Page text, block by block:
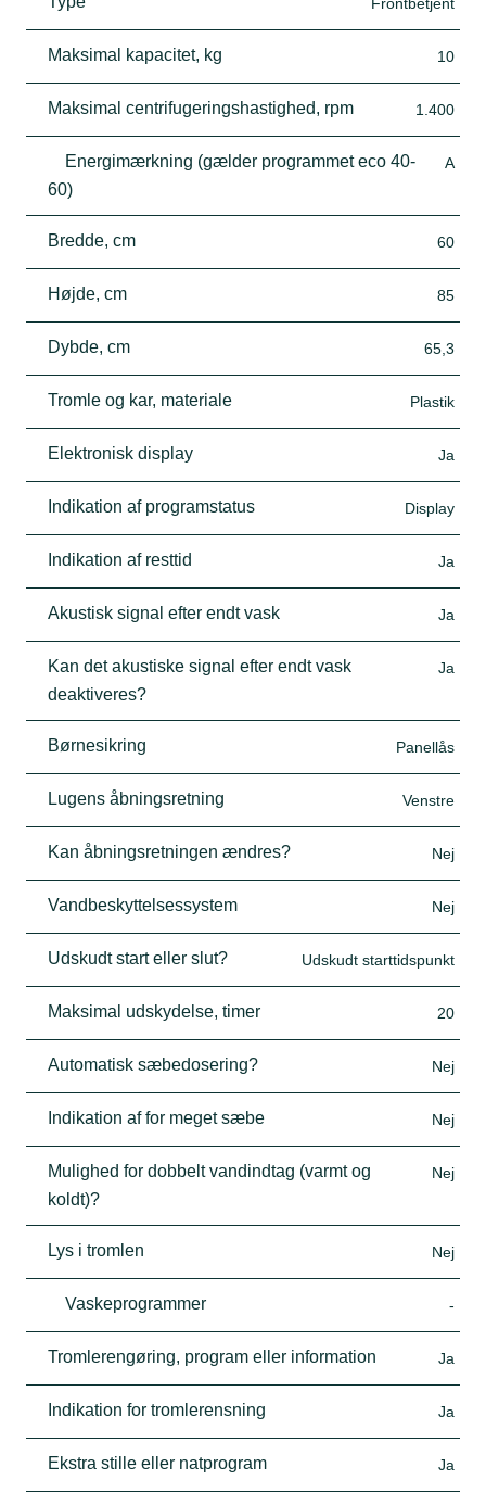
Maksimal kapacitet, kg 10
Maksimal centrifugeringshastighed, rpm 1.400
Energimærkning (gælder programmet eco 40-
60)
A
Bredde, cm 60
Højde, cm 85
Dybde, cm 65,3
Tromle og kar, materiale Plastik
Elektronisk display Ja
Indikation af programstatus Display
Indikation af resttid Ja
Akustisk signal efter endt vask Ja
Kan det akustiske signal efter endt vask
deaktiveres?
Ja
Børnesikring Panellås
Lugens åbningsretning Venstre
Kan åbningsretningen ændres? Nej
Vandbeskyttelsessystem Nej
Udskudt start eller slut? Udskudt starttidspunkt
Maksimal udskydelse, timer 20
Automatisk sæbedosering? Nej
Indikation af for meget sæbe Nej
Mulighed for dobbelt vandindtag (varmt og
koldt)?
Nej
Lys i tromlen Nej
Vaskeprogrammer -
Tromlerengøring, program eller information Ja
Indikation for tromlerensning Ja
Ekstra stille eller natprogram Ja